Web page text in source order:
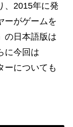
、2015年に発
ーがゲームを
の日本語版は
に今回は
ーについても